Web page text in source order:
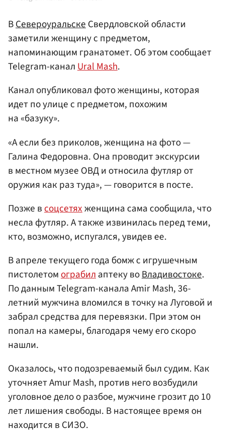
ВСевероуральскеСвердловской области
заметили женщину с предметом,
напоминающим гранатомет. Об этом сообщает
Telegram-каналUral Mash.
Канал опубликовал фото женщины, которая
идет по улице с предметом, похожим
на «базуку».
«А если без приколов, женщина на фото —
Галина Федоровна. Она проводит экскурсии
в местном музее ОВД и относила футляр от
оружия как раз туда», — говорится в посте.
Позже всоцсетяхженщина сама сообщила, что
несла футляр. А также извинилась перед теми,
кто, возможно, испугался, увидев ее.
В апреле текущего года бомж с игрушечным
пистолетомограбилаптеку воВладивостоке.
По данным Telegram-канала Amir Mash, 36-
летний мужчина вломился в точку на Луговой и
забрал средства для перевязки. При этом он
попал на камеры, благодаря чему его скоро
нашли.
Оказалось, что подозреваемый был судим. Как
уточняет Amur Mash, против него возбудили
уголовное дело о разбое, мужчине грозит до 10
лет лишения свободы. В настоящее время он
находится в СИЗО.